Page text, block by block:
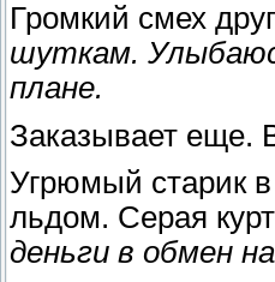
Громкий смех
шуткам.
плане.
Заказывает еще.
Угрюмый старик
льдом. Серая
деньги в обмен